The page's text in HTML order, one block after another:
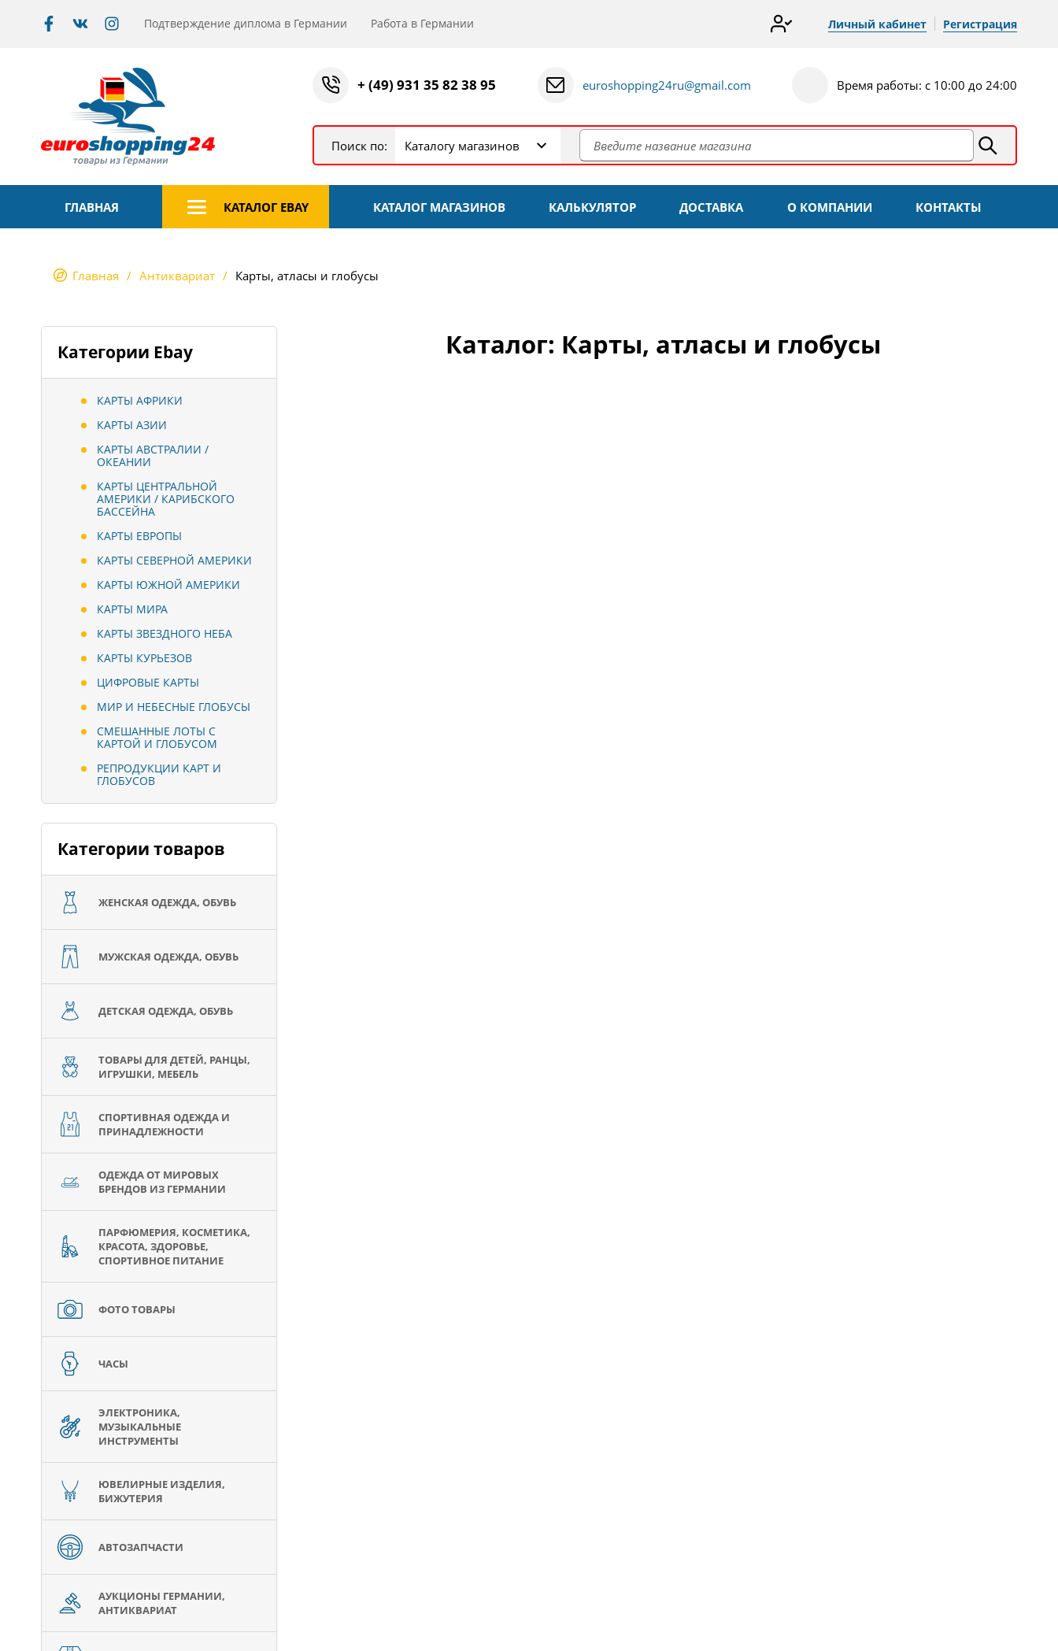
Подтверждение диплома в Германии Работа в Германии Личный кабинет Регистрация
+ (49) 931 35 82 38 95 euroshopping24ru@gmail.com Время работы: с 10:00 до 24:00
Поиск по: Каталогу магазинов
ГЛАВНАЯ КАТАЛОГ EBAY КАТАЛОГ МАГАЗИНОВ КАЛЬКУЛЯТОР ДОСТАВКА О КОМПАНИИ КОНТАКТЫ
Главная Антиквариат Карты, атласы и глобусы
Категории Ebay
КАРТЫ АФРИКИ
КАРТЫ АЗИИ
КАРТЫ АВСТРАЛИИ /
ОКЕАНИИ
КАРТЫ ЦЕНТРАЛЬНОЙ
АМЕРИКИ / КАРИБСКОГО
БАССЕЙНА
КАРТЫ ЕВРОПЫ
КАРТЫ СЕВЕРНОЙ АМЕРИКИ
КАРТЫ ЮЖНОЙ АМЕРИКИ
КАРТЫ МИРА
КАРТЫ ЗВЕЗДНОГО НЕБА
КАРТЫ КУРЬЕЗОВ
ЦИФРОВЫЕ КАРТЫ
МИР И НЕБЕСНЫЕ ГЛОБУСЫ
СМЕШАННЫЕ ЛОТЫ С
КАРТОЙ И ГЛОБУСОМ
РЕПРОДУКЦИИ КАРТ И
ГЛОБУСОВ
Категории товаров
ЖЕНСКАЯ ОДЕЖДА, ОБУВЬ
МУЖСКАЯ ОДЕЖДА, ОБУВЬ
ДЕТСКАЯ ОДЕЖДА, ОБУВЬ
ТОВАРЫ ДЛЯ ДЕТЕЙ, РАНЦЫ,
ИГРУШКИ, МЕБЕЛЬ
СПОРТИВНАЯ ОДЕЖДА И
ПРИНАДЛЕЖНОСТИ
ОДЕЖДА ОТ МИРОВЫХ
БРЕНДОВ ИЗ ГЕРМАНИИ
ПАРФЮМЕРИЯ, КОСМЕТИКА,
КРАСОТА, ЗДОРОВЬЕ,
СПОРТИВНОЕ ПИТАНИЕ
ФОТО ТОВАРЫ
ЧАСЫ
ЭЛЕКТРОНИКА,
МУЗЫКАЛЬНЫЕ
ИНСТРУМЕНТЫ
ЮВЕЛИРНЫЕ ИЗДЕЛИЯ,
БИЖУТЕРИЯ
АВТОЗАПЧАСТИ
АУКЦИОНЫ ГЕРМАНИИ,
АНТИКВАРИАТ
Каталог: Карты, атласы и глобусы